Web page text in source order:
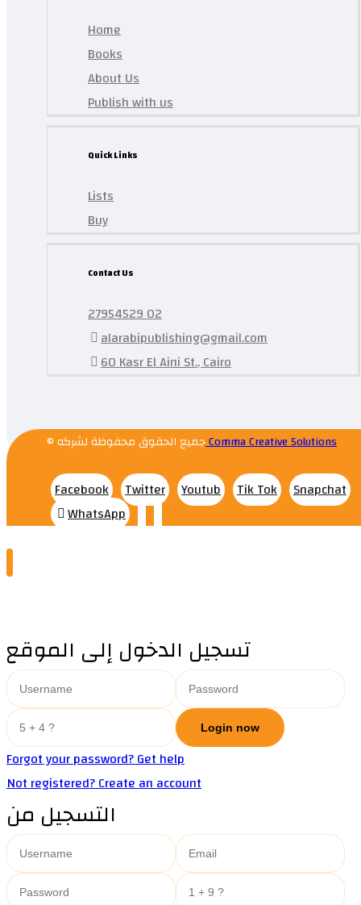
Home
Books
About Us
Publish with us
Quick Links
Lists
Buy
Contact Us
27954529 02
alarabipublishing@gmail.com
60 Kasr El Aini St., Cairo
© جميع الحقوق محفوظة لشركهComma Creative Solutions
Facebook Twitter Youtub Tik Tok
Snapchat
WhatsApp
تسجيل الدخول إلى الموقع
Forgot your password? Get help
Not registered? Create an account
التسجيل من